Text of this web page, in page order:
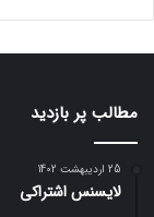
مطالب پر بازدید
25 اردیبهشت 1402
لایسنس اشتراکی